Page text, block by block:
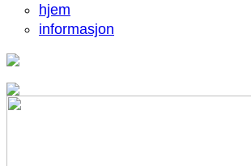
hjem
informasjon